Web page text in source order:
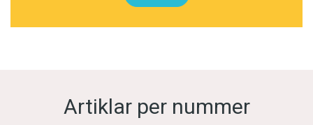
Artiklar per nummer